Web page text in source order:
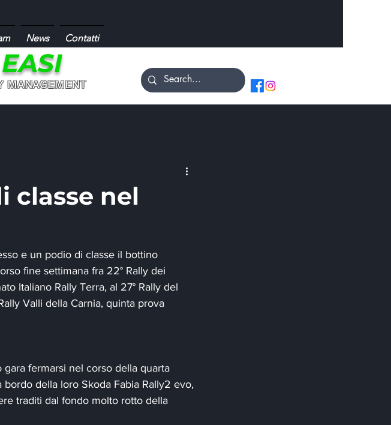
News Contatti
EASI
ᴍᴀɴᴀɢᴇᴍᴇɴᴛ
classe nel
e un podio di classe il bottino
fine settimana fra 22° Rally dei
Italiano Rally Terra, al 27° Rally del
Valli della Carnia, quinta prova
fermarsi nel corso della quarta
della loro Skoda Fabia Rally2 evo,
traditi dal fondo molto rotto della